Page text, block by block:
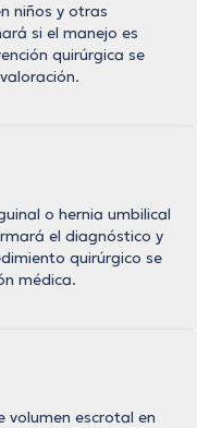
niños y otras
si el manejo es
quirúrgica se
o hernia umbilical
el diagnóstico y
quirúrgico se
médica.
volumen escrotal en